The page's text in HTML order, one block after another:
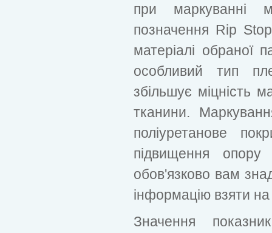
при маркуванні
позначення Rip
матеріалі обраної
особливий тип
збільшує міцність
тканини.
поліуретанове
підвищення
обов'язково вам
інформацію взяти
Значення